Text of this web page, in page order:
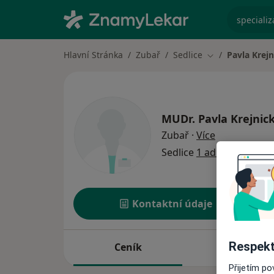
Hlavní Stránka Zubař Sedlice Změna města
Pavla
MUDr. Pavla
Zubař · Více
Sedlice 1 adresa
Kontaktní údaje
Ceník Adresy
Přijetím